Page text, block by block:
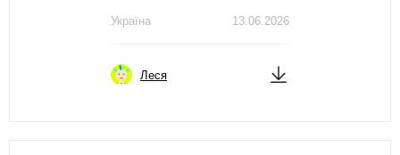
13.06.2026
Україна
Леся